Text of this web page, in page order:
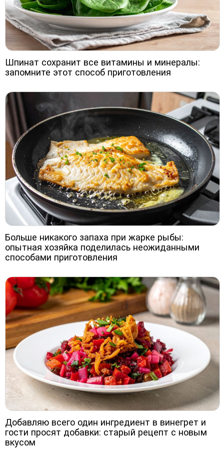
Шпинат сохранит все витамины и минералы:
запомните этот способ приготовления
Больше никакого запаха при жарке рыбы:
опытная хозяйка поделилась неожиданными
способами приготовления
Добавляю всего один ингредиент в винегрет и
гости просят добавки: старый рецепт с новым
вкусом